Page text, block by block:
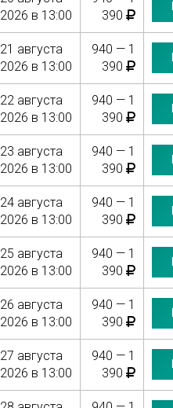
2026 в 13:00
390
21 августа
2026 в 13:00
940 — 1
390
22 августа
2026 в 13:00
940 — 1
390
23 августа
2026 в 13:00
940 — 1
390
24 августа
2026 в 13:00
940 — 1
390
25 августа
2026 в 13:00
940 — 1
390
26 августа
2026 в 13:00
940 — 1
390
27 августа
2026 в 13:00
940 — 1
390